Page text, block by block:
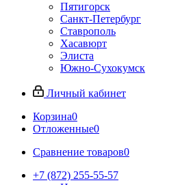
Пятигорск
Санкт-Петербург
Ставрополь
Хасавюрт
Элиста
Южно-Сухокумск
Личный кабинет
Корзина0
Отложенные0
Сравнение товаров0
+7 (872) 255-55-57